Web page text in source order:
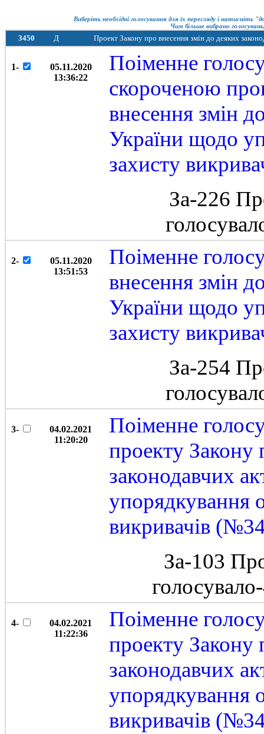
Виберіть необхідні голосування для їх перегляду і натисніть
Чим більше вибрано
3450 Д Проект Закону про внесення змін до деяких
1-
05.11.2020
13:36:22
Поіменне
скороченою
внесення змін
України щодо
захисту
За-226
2-
05.11.2020
13:51:53
Поіменне
внесення змін
України щодо
захисту
За-254
3-
04.02.2021
11:20:20
Поіменне
проекту Закону
законодавчих
упорядкування
викривачів
За-103
4-
04.02.2021
11:22:36
Поіменне
проекту Закону
законодавчих
упорядкування
викривачів